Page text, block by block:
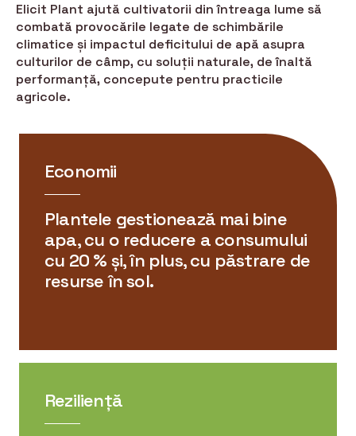
Elicit Plant ajută cultivatorii din întreaga lume să
combată provocările legate de schimbările
climatice și impactul deficitului de apă asupra
culturilor de câmp, cu soluții naturale, de înaltă
performanță, concepute pentru practicile
agricole.
Economii
Plantele gestionează mai bine
apa, cu o reducere a consumului
cu 20 % și, în plus, cu păstrare de
resurse în sol.
Reziliență